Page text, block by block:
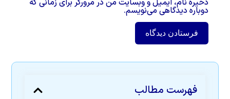
فهرست مطالب
دوباره دیدگاهی می‌نویسم.